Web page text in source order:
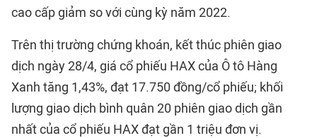
cao cấp giảm so với cùng kỳ năm 2022.
Trên thị trường chứng khoán, kết thúc phiên giao
dịch ngày 28/4, giá cổ phiếu HAX của Ô tô Hàng
Xanh tăng 1,43%, đạt 17.750 đồng/cổ phiếu; khối
lượng giao dịch bình quân 20 phiên giao dịch gần
nhất của cổ phiếu HAX đạt gần 1 triệu đơn vị.